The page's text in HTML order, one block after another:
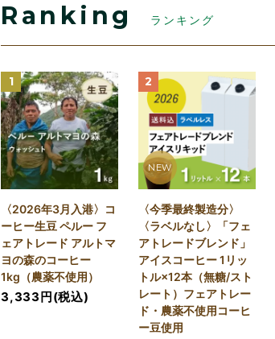
Ranking ランキング
1
〈2026年3月入港〉コ
ーヒー生豆 ペルー フ
ェアトレード アルトマ
ヨの森のコーヒー
1kg（農薬不使用）
3,333円(税込)
2
NEW
〈今季最終製造分〉
〈ラベルなし〉「フェ
アトレードブレンド」
アイスコーヒー 1リッ
トル×12本（無糖/スト
レート）フェアトレー
ド・農薬不使用コーヒ
ー豆使用